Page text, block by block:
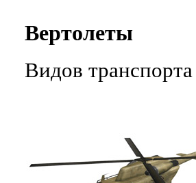
Вертолеты
Видов